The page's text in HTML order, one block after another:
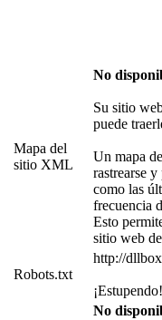
Mapa del
sitio XML
No
Su sitio
puede
Un mapa
rastrearse
como las
frecuencia
Esto
sitio web
Robots.txt
http://
No